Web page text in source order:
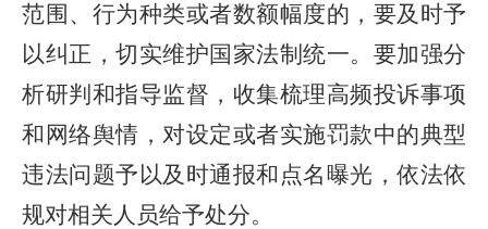
范围、行为种类或者数额幅度的，要及时予
以纠正，切实维护国家法制统一。要加强分
析研判和指导监督，收集梳理高频投诉事项
和网络舆情，对设定或者实施罚款中的典型
违法问题予以及时通报和点名曝光，依法依
规对相关人员给予处分。